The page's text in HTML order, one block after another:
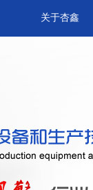
关于杏鑫